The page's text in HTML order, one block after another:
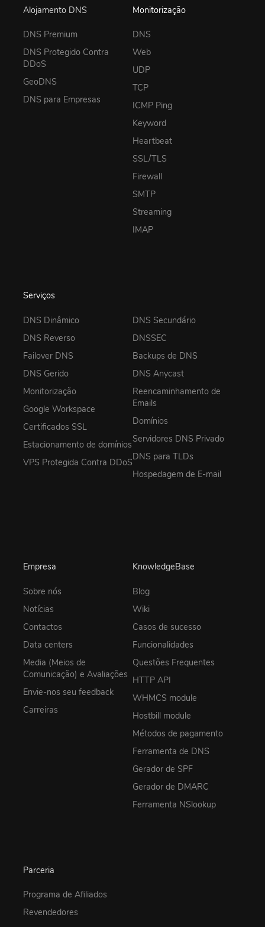
Alojamento DNS
DNS Premium
DNS Protegido Contra
DDoS
GeoDNS
DNS para Empresas
Monitorização
DNS
Web
UDP
TCP
ICMP Ping
Keyword
Heartbeat
SSL/TLS
Firewall
SMTP
Streaming
IMAP
Serviços
DNS Dinâmico
DNS Reverso
Failover DNS
DNS Gerido
Monitorização
Google Workspace
Certificados SSL
Estacionamento de domínios
VPS Protegida Contra DDoS
DNS Secundário
DNSSEC
Backups de DNS
DNS Anycast
Reencaminhamento de
Emails
Domínios
Servidores DNS Privado
DNS para TLDs
Hospedagem de E-mail
Empresa
Sobre nós
Notícias
Contactos
Data centers
Media (Meios de
Comunicação) e Avaliações
Envie-nos seu feedback
Carreiras
KnowledgeBase
Blog
Wiki
Casos de sucesso
Funcionalidades
Questões Frequentes
HTTP API
WHMCS module
Hostbill module
Métodos de pagamento
Ferramenta de DNS
Gerador de SPF
Gerador de DMARC
Ferramenta NSlookup
Parceria
Programa de Afiliados
Revendedores